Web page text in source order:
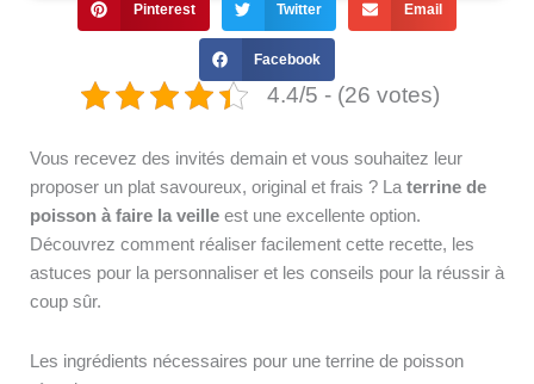
Pinterest Twitter Email
Facebook
4.4/5 - (26 votes)
Vous recevez des invités demain et vous souhaitez leur
proposer un plat savoureux, original et frais ? La terrine de
poisson à faire la veille est une excellente option.
Découvrez comment réaliser facilement cette recette, les
astuces pour la personnaliser et les conseils pour la réussir à
coup sûr.
Les ingrédients nécessaires pour une terrine de poisson